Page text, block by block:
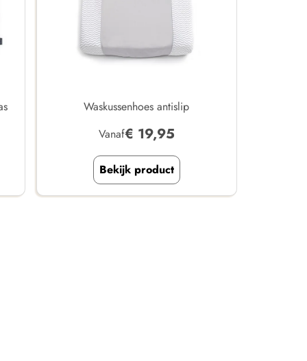
Waskussenhoes antislip
Vanaf€ 19,95
Bekijk product